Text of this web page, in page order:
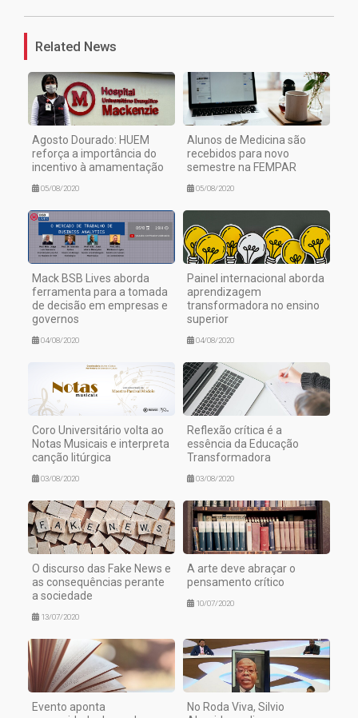
Related News
Agosto Dourado: HUEM
reforça a importância do
incentivo à amamentação
05/08/2020
Alunos de Medicina são
recebidos para novo
semestre na FEMPAR
05/08/2020
Mack BSB Lives aborda
ferramenta para a tomada
de decisão em empresas e
governos
04/08/2020
Painel internacional aborda
aprendizagem
transformadora no ensino
superior
04/08/2020
Coro Universitário volta ao
Notas Musicais e interpreta
canção litúrgica
03/08/2020
Reflexão crítica é a
essência da Educação
Transformadora
03/08/2020
O discurso das Fake News e
as consequências perante
a sociedade
13/07/2020
A arte deve abraçar o
pensamento crítico
10/07/2020
Evento aponta
No Roda Viva, Silvio